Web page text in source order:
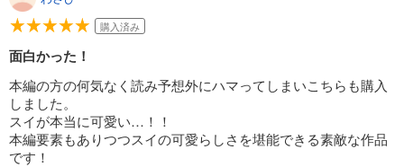
購入済み
面白かった！
本編の方の何気なく読み予想外にハマってしまいこちらも購入
しました。
スイが本当に可愛い…！！
本編要素もありつつスイの可愛らしさを堪能できる素敵な作品
です！